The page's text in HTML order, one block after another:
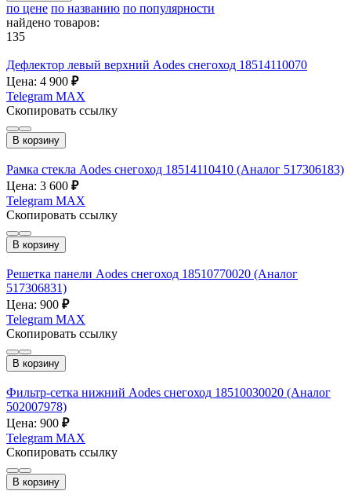
по цене по названию по популярности
найдено товаров:
135
Дефлектор левый верхний Aodes снегоход 18514110070
Цена: 4 900 ₽
Telegram MAX
Скопировать ссылку
В корзину
Рамка стекла Aodes снегоход 18514110410 (Аналог 517306183)
Цена: 3 600 ₽
Telegram MAX
Скопировать ссылку
В корзину
Решетка панели Aodes снегоход 18510770020 (Аналог
517306831)
Цена: 900 ₽
Telegram MAX
Скопировать ссылку
В корзину
Фильтр-сетка нижний Aodes снегоход 18510030020 (Аналог
502007978)
Цена: 900 ₽
Telegram MAX
Скопировать ссылку
В корзину